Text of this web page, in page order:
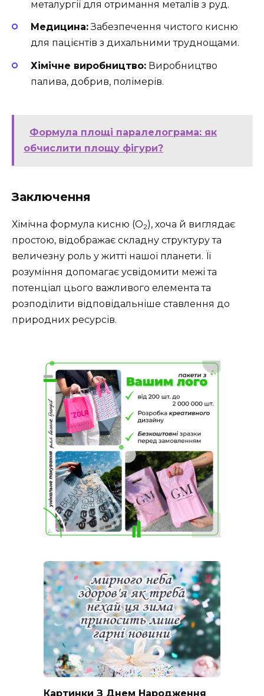
металургії для отримання металів з руд.
Медицина:Забезпечення чистого кисню
для пацієнтів з дихальними труднощами.
Хімічне виробництво: Виробництво
палива, добрив, полімерів.
Формула площі паралелограма: як
обчислити площу фігури?
Заключення
Хімічна формула кисню (O2), хоча й виглядає
простою, відображає складну структуру та
величезну роль у житті нашої планети. Її
розуміння допомагає усвідомити межі та
потенціал цього важливого елемента та
розподілити відповідальніше ставлення до
природних ресурсів.
Картинки З Днем Народження